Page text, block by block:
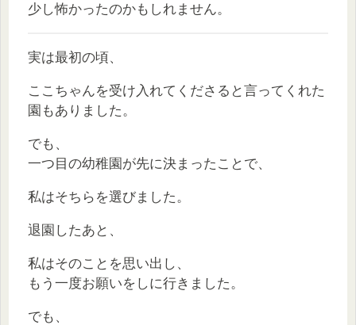
少し怖かったのかもしれません。
実は最初の頃、
ここちゃんを受け入れてくださると言ってくれた
園もありました。
でも、
一つ目の幼稚園が先に決まったことで、
私はそちらを選びました。
退園したあと、
私はそのことを思い出し、
もう一度お願いをしに行きました。
でも、